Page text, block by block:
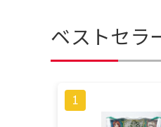
ベストセラ